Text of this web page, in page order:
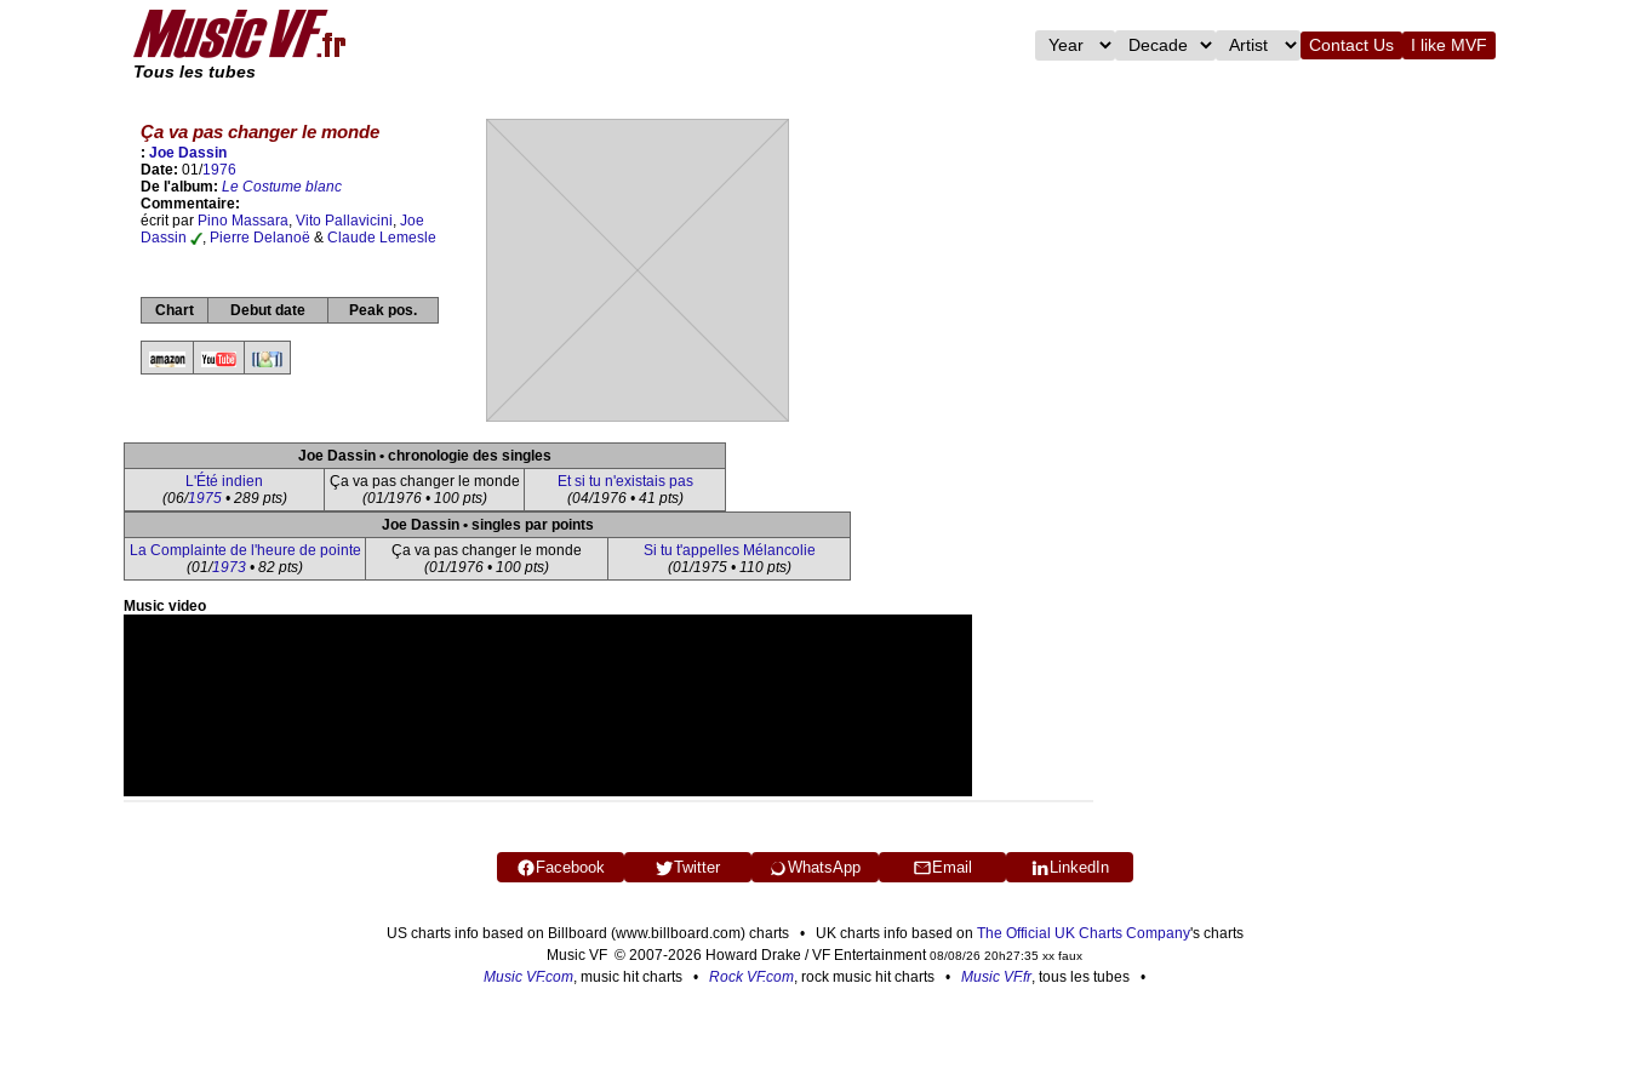
Tous les tubes
Contact Us I like MVF
Ça va pas changer le monde
: Joe Dassin
Date: 01/1976
De l'album: Le Costume blanc
Commentaire:
écrit par Pino Massara, Vito Pallavicini, Joe
Dassin
, Pierre Delanoë & Claude Lemesle
Chart Debut date Peak pos.
Joe Dassin • chronologie des singles
L'Été indien
(06/1975• 289 pts)
Ça va pas changer le monde
(01/1976 • 100 pts)
Et si tu n'existais pas
(04/1976 • 41 pts)
Joe Dassin • singles par points
La Complainte de l'heure de pointe
(01/1973 • 82 pts)
Ça va pas changer le monde
(01/1976 • 100 pts)
Si tu t'appelles Mélancolie
(01/1975 • 110 pts)
Music video
Facebook Twitter WhatsApp Email LinkedIn
US charts info based on Billboard (www.billboard.com) charts • UK charts info based on The Official UK Charts Company's charts
Music VF © 2007-2026 Howard Drake / VF Entertainment08/08/26 20h27:35 xx faux
Music VF.com, music hit charts • Rock VF.com, rock music hit charts • Music VF.fr, tous les tubes •